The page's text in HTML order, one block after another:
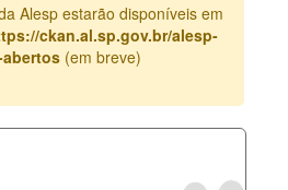
Alesp estarão disponíveis em
ckan.al.sp.gov.br/alesp-
(em breve)